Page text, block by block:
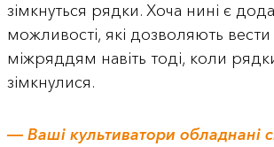
зімкнуться рядки. Хоча нині є
можливості, які дозволяють вести
міжряддям навіть тоді, коли
зімкнулися.
― Ваші культиватори обладнані